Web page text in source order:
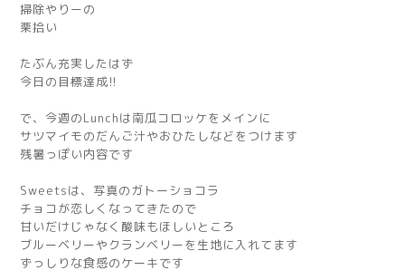
掃除やりーの
栗拾い
たぶん充実したはず
今日の目標達成!!
で、今週のLunchは南瓜コロッケをメインに
サツマイモのだんご汁やおひたしなどをつけます
残暑っぽい内容です
Sweetsは、写真のガトーショコラ
チョコが恋しくなってきたので
甘いだけじゃなく酸味もほしいところ
ブルーベリーやクランベリーを生地に入れてます
ずっしりな食感のケーキです